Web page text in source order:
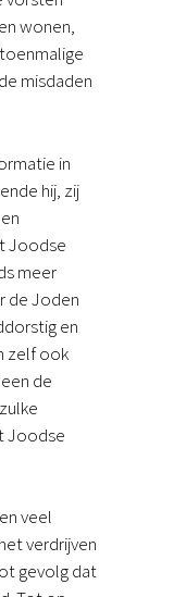
wonen,
misdaden
in
hij, zij
Joodse
meer
de Joden
en
zelf ook
de
Joodse
veel
verdrijven
gevolg dat